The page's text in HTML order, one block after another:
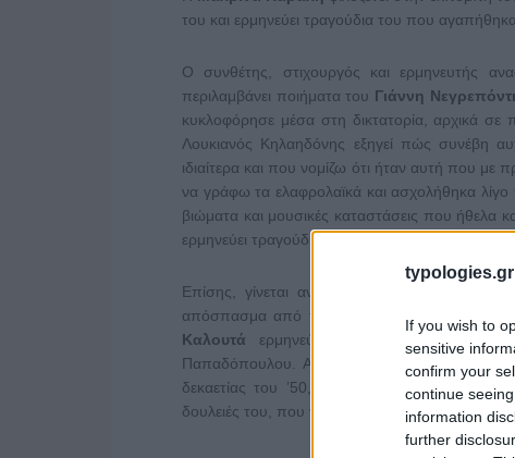
If you wish to
sensitive
confirm your
continue
information
further
του και ερμηνεύει τραγούδια του που
Ο συνθέτης, στιχουργός και ερμηνευτής
περιλαμβάνει ποιήματα του Γιάννη
κυκλοφόρησε μέσα στη δικτατορία, αρχικά σε
Λουκιανός Κηλαηδόνης εξηγεί πώς συνέβη
ιδιαίτερα και που νομίζω ότι ήταν αυτή που
να γράφω τα ελαφρολαϊκά και ασχολήθηκα λίγο
βιώματα και μουσικές καταστάσεις που ήθελα
ερμηνεύει τραγούδια από τη συγκεκριμένη
Επίσης, γίνεται αναφορά στη μουσική που
απόσπασμα από την ταινία
Καλουτά ερμηνεύει ένα από τα
Παπαδόπουλου. Ακόμη, μιλά και για τον
δεκαετίας του ’50, ενώ ερμηνεύει κάποια
δουλειές του, που γνώρισαν μεγάλη επιτυχία.